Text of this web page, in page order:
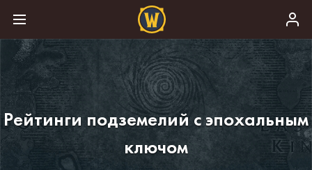
Рейтинги подземелий с эпохальным
ключом